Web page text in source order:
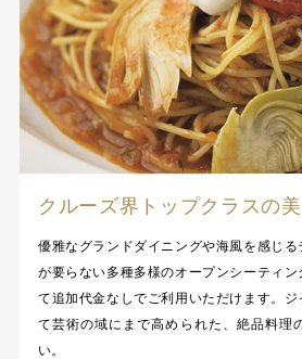
クルーズ界トップクラスの
優雅なグランドダイニングや海風を感じ
が要らない多種多様のオープンシーティ
て追加代金なしでご利用いただけます。
て芸術の域にまで高められた、絶品料理
い。